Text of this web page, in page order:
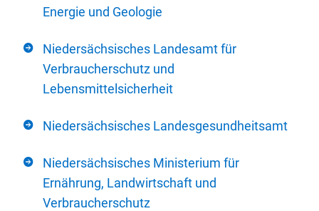
Energie und Geologie
Niedersächsisches Landesamt für
Verbraucherschutz und
Lebensmittelsicherheit
Niedersächsisches Landesgesundheitsamt
Niedersächsisches Ministerium für
Ernährung, Landwirtschaft und
Verbraucherschutz